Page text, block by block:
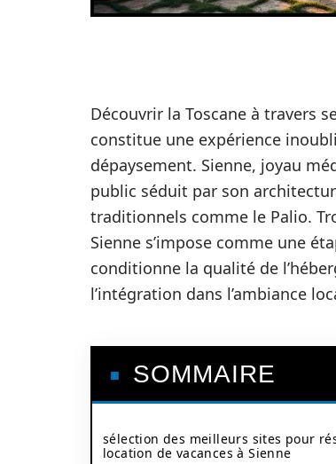
Découvrir la Toscane à travers
constitue une expérience
dépaysement. Sienne, joyau
public séduit par son
traditionnels comme le Palio.
Sienne s’impose comme une
conditionne la qualité de
l’intégration dans l’ambiance
SOMMAIRE
sélection des meilleurs sites pour
location de vacances à Sienne